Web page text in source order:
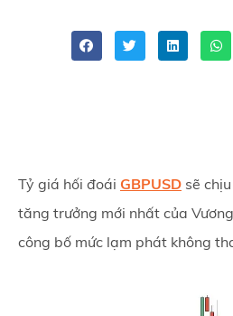
Tỷ giá hối đoái GBPUSD sẽ
tăng trưởng mới nhất của
công bố mức lạm phát không